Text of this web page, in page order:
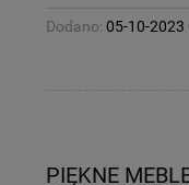
Dodano: 05-10-2023
PIĘKNE